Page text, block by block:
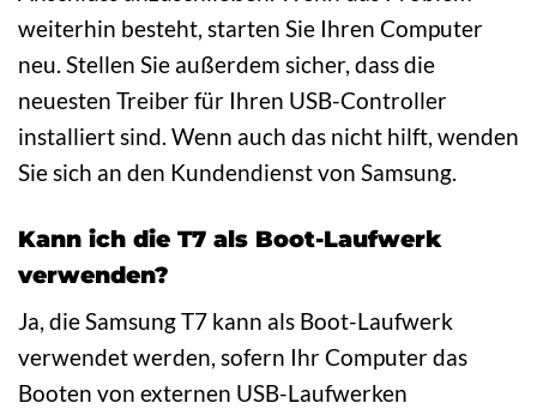
weiterhin besteht, starten Sie Ihren Computer
neu. Stellen Sie außerdem sicher, dass die
neuesten Treiber für Ihren USB-Controller
installiert sind. Wenn auch das nicht hilft, wenden
Sie sich an den Kundendienst von Samsung.
Kann ich die T7 als Boot-Laufwerk
verwenden?
Ja, die Samsung T7 kann als Boot-Laufwerk
verwendet werden, sofern Ihr Computer das
Booten von externen USB-Laufwerken